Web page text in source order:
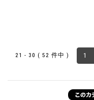
21 - 30 ( 52 件中 ) 1